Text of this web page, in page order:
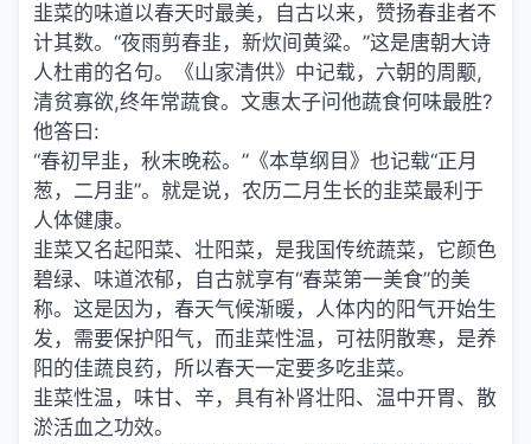
韭菜的味道以春天时最美，自古以来，赞扬春韭者不
计其数。“夜雨剪春韭，新炊间黄粱。”这是唐朝大诗
人杜甫的名句。《山家清供》中记载，六朝的周颙,
清贫寡欲,终年常蔬食。文惠太子问他蔬食何味最胜?
他答曰:
“春初早韭，秋末晚菘。”《本草纲目》也记载“正月
葱，二月韭”。就是说，农历二月生长的韭菜最利于
人体健康。
韭菜又名起阳菜、壮阳菜，是我国传统蔬菜，它颜色
碧绿、味道浓郁，自古就享有“春菜第一美食”的美
称。这是因为，春天气候渐暖，人体内的阳气开始生
发，需要保护阳气，而韭菜性温，可祛阴散寒，是养
阳的佳蔬良药，所以春天一定要多吃韭菜。
韭菜性温，味甘、辛，具有补肾壮阳、温中开胃、散
淤活血之功效。